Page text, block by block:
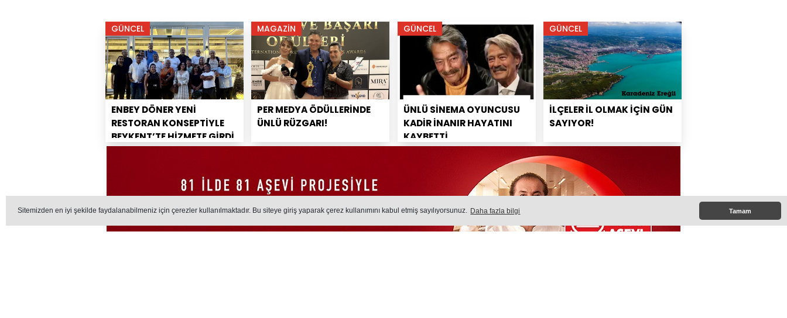
Sitemizden en iyi şekilde faydalanabilmeniz için çerezler kullanılmaktadır. Bu siteye giriş yaparak çerez kullanımını kabul etmiş sayılıyorsunuz. Daha fazla bilgi Tamam
GÜNCEL
ENBEY DÖNER YENİ
RESTORAN KONSEPTİYLE
BEYKENT’TE HİZMETE GİRDİ
MAGAZİN
PER MEDYA ÖDÜLLERİNDE
ÜNLÜ RÜZGARI!
GÜNCEL
ÜNLÜ SİNEMA OYUNCUSU
KADİR İNANIR HAYATINI
KAYBETTİ
GÜNCEL
İLÇELER İL OLMAK İÇİN GÜN
SAYIYOR!